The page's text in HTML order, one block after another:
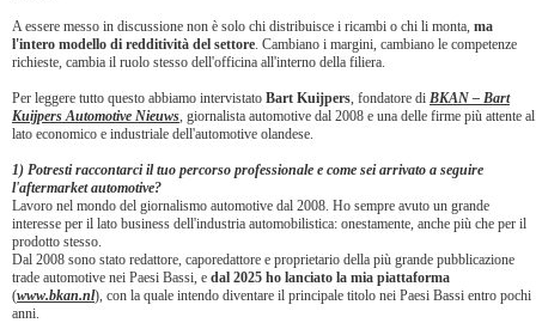
A essere messo in discussione non è solo chi distribuisce i ricambi o chi li monta, ma
l'intero modello di redditività del settore. Cambiano i margini, cambiano le competenze
richieste, cambia il ruolo stesso dell'officina all'interno della filiera.
Per leggere tutto questo abbiamo intervistato Bart Kuijpers, fondatore di BKAN – Bart
Kuijpers Automotive Nieuws, giornalista automotive dal 2008 e una delle firme più attente al
lato economico e industriale dell'automotive olandese.
1) Potresti raccontarci il tuo percorso professionale e come sei arrivato a seguire
l'aftermarket automotive?
Lavoro nel mondo del giornalismo automotive dal 2008. Ho sempre avuto un grande
interesse per il lato business dell'industria automobilistica: onestamente, anche più che per il
prodotto stesso.
Dal 2008 sono stato redattore, caporedattore e proprietario della più grande pubblicazione
trade automotive nei Paesi Bassi, e dal 2025 ho lanciato la mia piattaforma
(www.bkan.nl), con la quale intendo diventare il principale titolo nei Paesi Bassi entro pochi
anni.